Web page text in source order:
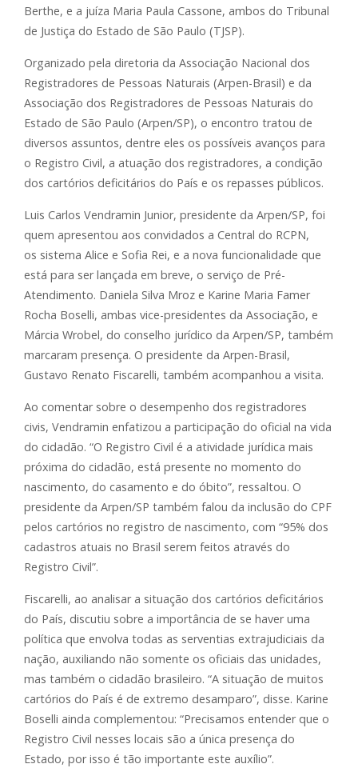
Berthe, e a juíza Maria Paula Cassone, ambos do Tribunal
de Justiça do Estado de São Paulo (TJSP).
Organizado pela diretoria da Associação Nacional dos
Registradores de Pessoas Naturais (Arpen-Brasil) e da
Associação dos Registradores de Pessoas Naturais do
Estado de São Paulo (Arpen/SP), o encontro tratou de
diversos assuntos, dentre eles os possíveis avanços para
o Registro Civil, a atuação dos registradores, a condição
dos cartórios deficitários do País e os repasses públicos.
Luis Carlos Vendramin Junior, presidente da Arpen/SP, foi
quem apresentou aos convidados a Central do RCPN,
os sistema Alice e Sofia Rei, e a nova funcionalidade que
está para ser lançada em breve, o serviço de Pré-
Atendimento. Daniela Silva Mroz e Karine Maria Famer
Rocha Boselli, ambas vice-presidentes da Associação, e
Márcia Wrobel, do conselho jurídico da Arpen/SP, também
marcaram presença. O presidente da Arpen-Brasil,
Gustavo Renato Fiscarelli, também acompanhou a visita.
Ao comentar sobre o desempenho dos registradores
civis, Vendramin enfatizou a participação do oficial na vida
do cidadão. “O Registro Civil é a atividade jurídica mais
próxima do cidadão, está presente no momento do
nascimento, do casamento e do óbito”, ressaltou. O
presidente da Arpen/SP também falou da inclusão do CPF
pelos cartórios no registro de nascimento, com “95% dos
cadastros atuais no Brasil serem feitos através do
Registro Civil”.
Fiscarelli, ao analisar a situação dos cartórios deficitários
do País, discutiu sobre a importância de se haver uma
política que envolva todas as serventias extrajudiciais da
nação, auxiliando não somente os oficiais das unidades,
mas também o cidadão brasileiro. “A situação de muitos
cartórios do País é de extremo desamparo”, disse. Karine
Boselli ainda complementou: “Precisamos entender que o
Registro Civil nesses locais são a única presença do
Estado, por isso é tão importante este auxílio”.